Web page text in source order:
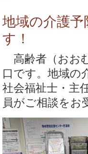
地域の介護
す！
高齢者（おお
口です。地域の
社会福祉士・主
員がご相談をお